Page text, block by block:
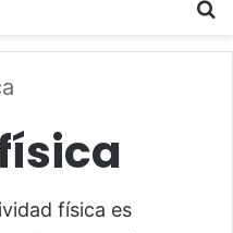
física es